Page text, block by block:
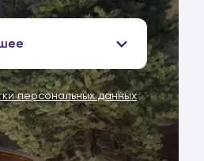
персональных данных